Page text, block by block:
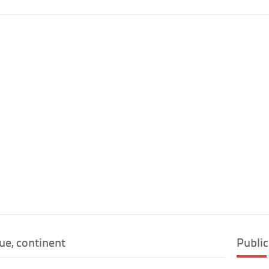
continent